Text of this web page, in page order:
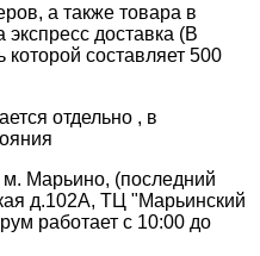
а также товара в
доставка (В
составляет 500
отдельно , в
Марьино, (последний
д.102А, ТЦ "Марьинский
работает с 10:00 до